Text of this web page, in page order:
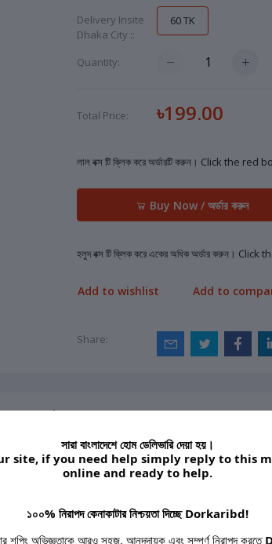
Delivery Insite
Dhaka City ::
60 TK
Quantity:
Total Price: ৳199.00
লাল বক্স টি ক্লিক করে অর্ডারটি করুন। Click the
Buy Now / অর্ডার করুন
হলুদ বক্স টি ক্লিক করে একের অধিক অর্ডার করুন।
Add to wishlist Add to
Share:
reviews
Type: Fruit
Vegetable
Tools
Color:
Great for
chopping
onion
Easy to Use.
সারা বাংলাদেশে হোম ডেলিভারি দেয়া হয়।
site, if you need help simply reply to this
online and ready to help.
১০০% নিরাপদ কেনাকাটার নিশ্চয়তা দিচ্ছে Dorkaribd!
শপিং অভিজ্ঞতাকে আরও সহজ, আনন্দদায়ক এবং সম্পূর্ণ নিরাপদ করতে